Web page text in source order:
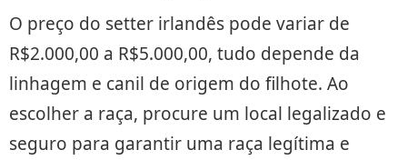
O preço do setter irlandês pode variar de
R$2.000,00 a R$5.000,00, tudo depende da
linhagem e canil de origem do filhote. Ao
escolher a raça, procure um local legalizado e
seguro para garantir uma raça legítima e